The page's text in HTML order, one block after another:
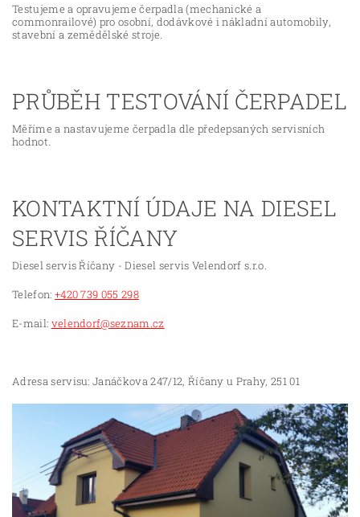
Testujeme a opravujeme čerpadla (mechanické a
commonrailové) pro osobní, dodávkové i nákladní automobily,
stavební a zemědělské stroje.
PRŮBĚH TESTOVÁNÍ ČERPADEL
Měříme a nastavujeme čerpadla dle předepsaných servisních
hodnot.
KONTAKTNÍ ÚDAJE NA DIESEL
SERVIS ŘÍČANY
Diesel servis Říčany - Diesel servis Velendorf s.r.o.
Telefon: +420 739 055 298
E-mail: velendorf@seznam.cz
Adresa servisu: Janáčkova 247/12, Říčany u Prahy, 251 01